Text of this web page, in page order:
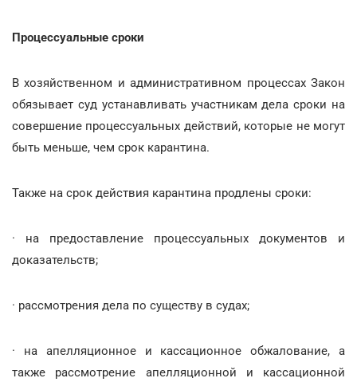
Процессуальные сроки
В хозяйственном и административном процессах Закон
обязывает суд устанавливать участникам дела сроки на
совершение процессуальных действий, которые не могут
быть меньше, чем срок карантина.
Также на срок действия карантина продлены сроки:
· на предоставление процессуальных документов и
доказательств;
· рассмотрения дела по существу в судах;
· на апелляционное и кассационное обжалование, а
также рассмотрение апелляционной и кассационной